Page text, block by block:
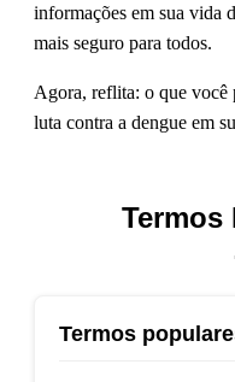
informações em sua vida
mais seguro para todos.
Agora, reflita: o que você
luta contra a dengue em
Termos
Termos